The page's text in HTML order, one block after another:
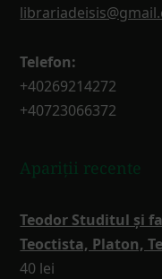
Telefon:
+40269214272
+40723066372
Apariții recente
Teodor Studitul și
Teoctista, Platon,
40 lei